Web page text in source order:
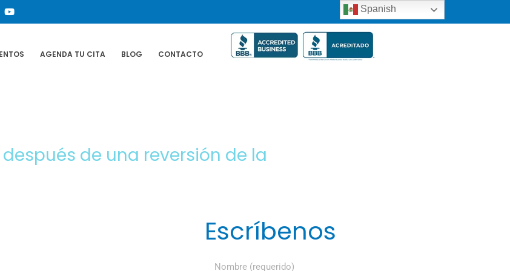
AGENDA TU CITA BLOG CONTACTO
de una reversión de la
Escríbenos
Spanish